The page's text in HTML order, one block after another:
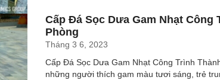
Cấp Đá Sọc Dưa Gam Nhạt Công
Phòng
Tháng 3 6, 2023
Cấp Đá Sọc Dưa Gam Nhạt Công Trình
những người thích gam màu tươi sáng, trẻ